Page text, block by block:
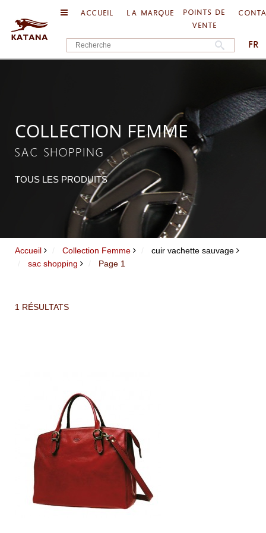
ACCUEIL LA MARQUE
POINTS DE
VENTE
FR
COLLECTION FEMME
SAC SHOPPING
TOUS LES PRODUITS
Accueil Collection Femme
cuir vachette sauvage
sac shopping
Page 1
1 RÉSULTATS